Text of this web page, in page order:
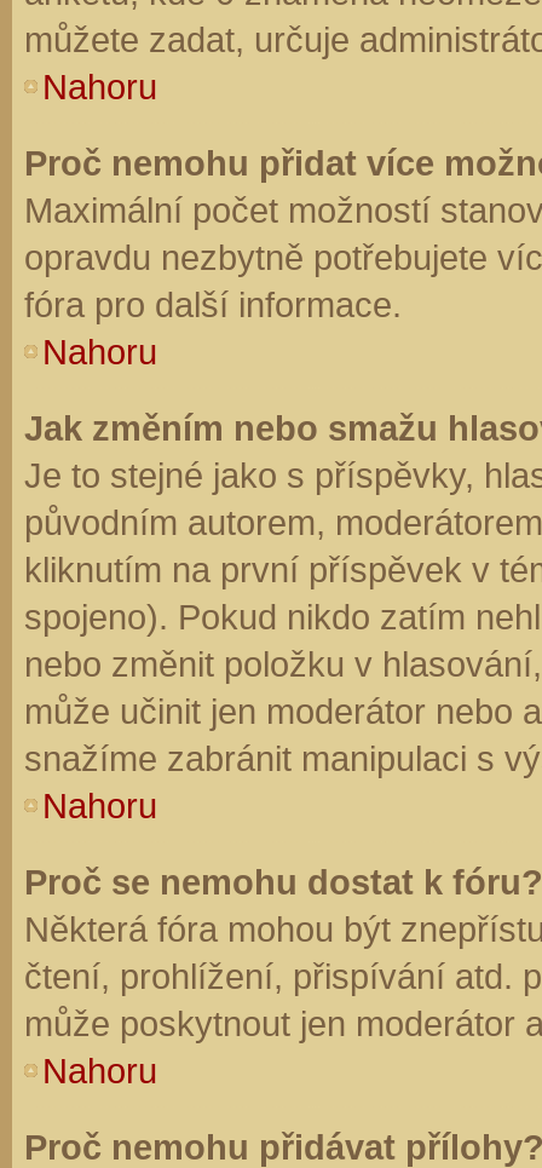
můžete zadat, určuje
Nahoru
Proč nemohu přidat více
Maximální počet možností
opravdu nezbytně potřebujete
fóra pro další informace.
Nahoru
Jak změním nebo smažu
Je to stejné jako s příspěvky,
původním autorem,
kliknutím na první příspěvek v
spojeno). Pokud nikdo zatím
nebo změnit položku v
může učinit jen moderátor nebo
snažíme zabránit manipulaci s
Nahoru
Proč se nemohu dostat k fóru?
Některá fóra mohou být
čtení, prohlížení, přispívání atd.
může poskytnout jen moderátor
Nahoru
Proč nemohu přidávat